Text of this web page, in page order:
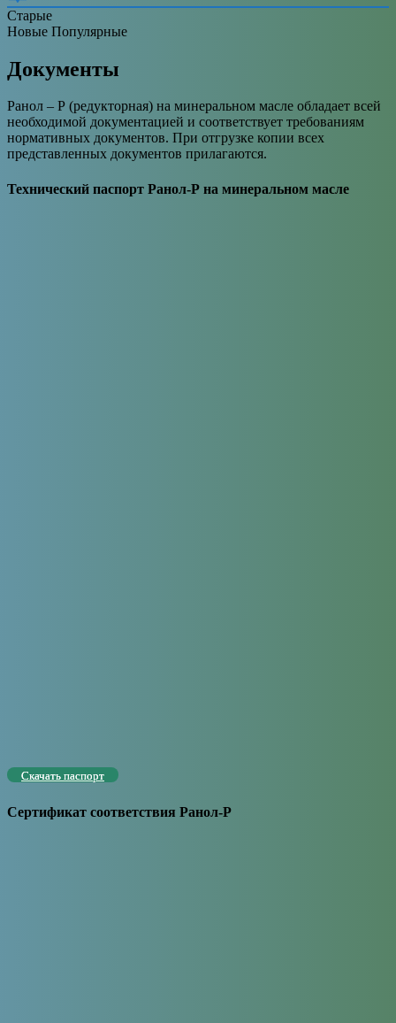
Старые
Новые Популярные
Документы
Ранол – Р (редукторная) на минеральном масле обладает всей
необходимой документацией и соответствует требованиям
нормативных документов. При отгрузке копии всех
представленных документов прилагаются.
Технический паспорт Ранол-Р на минеральном масле
Скачать паспорт
Сертификат соответствия Ранол-Р